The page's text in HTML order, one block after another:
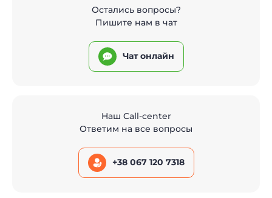
Остались вопросы?
Пишите нам в чат
Чат онлайн
Наш Call-center
Ответим на все вопросы
+38 067 120 7318